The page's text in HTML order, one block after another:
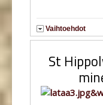
Vaihtoehdot
St